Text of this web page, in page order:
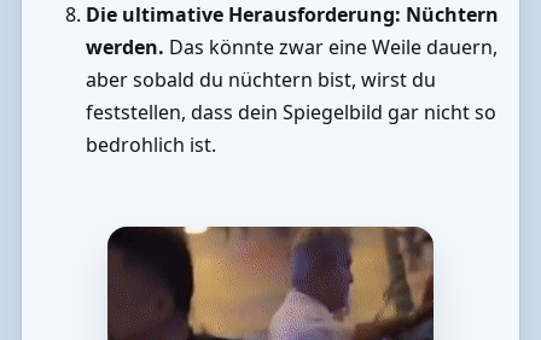
Die ultimative Herausforderung: Nüchtern
werden. Das könnte zwar eine Weile dauern,
aber sobald du nüchtern bist, wirst du
feststellen, dass dein Spiegelbild gar nicht so
bedrohlich ist.